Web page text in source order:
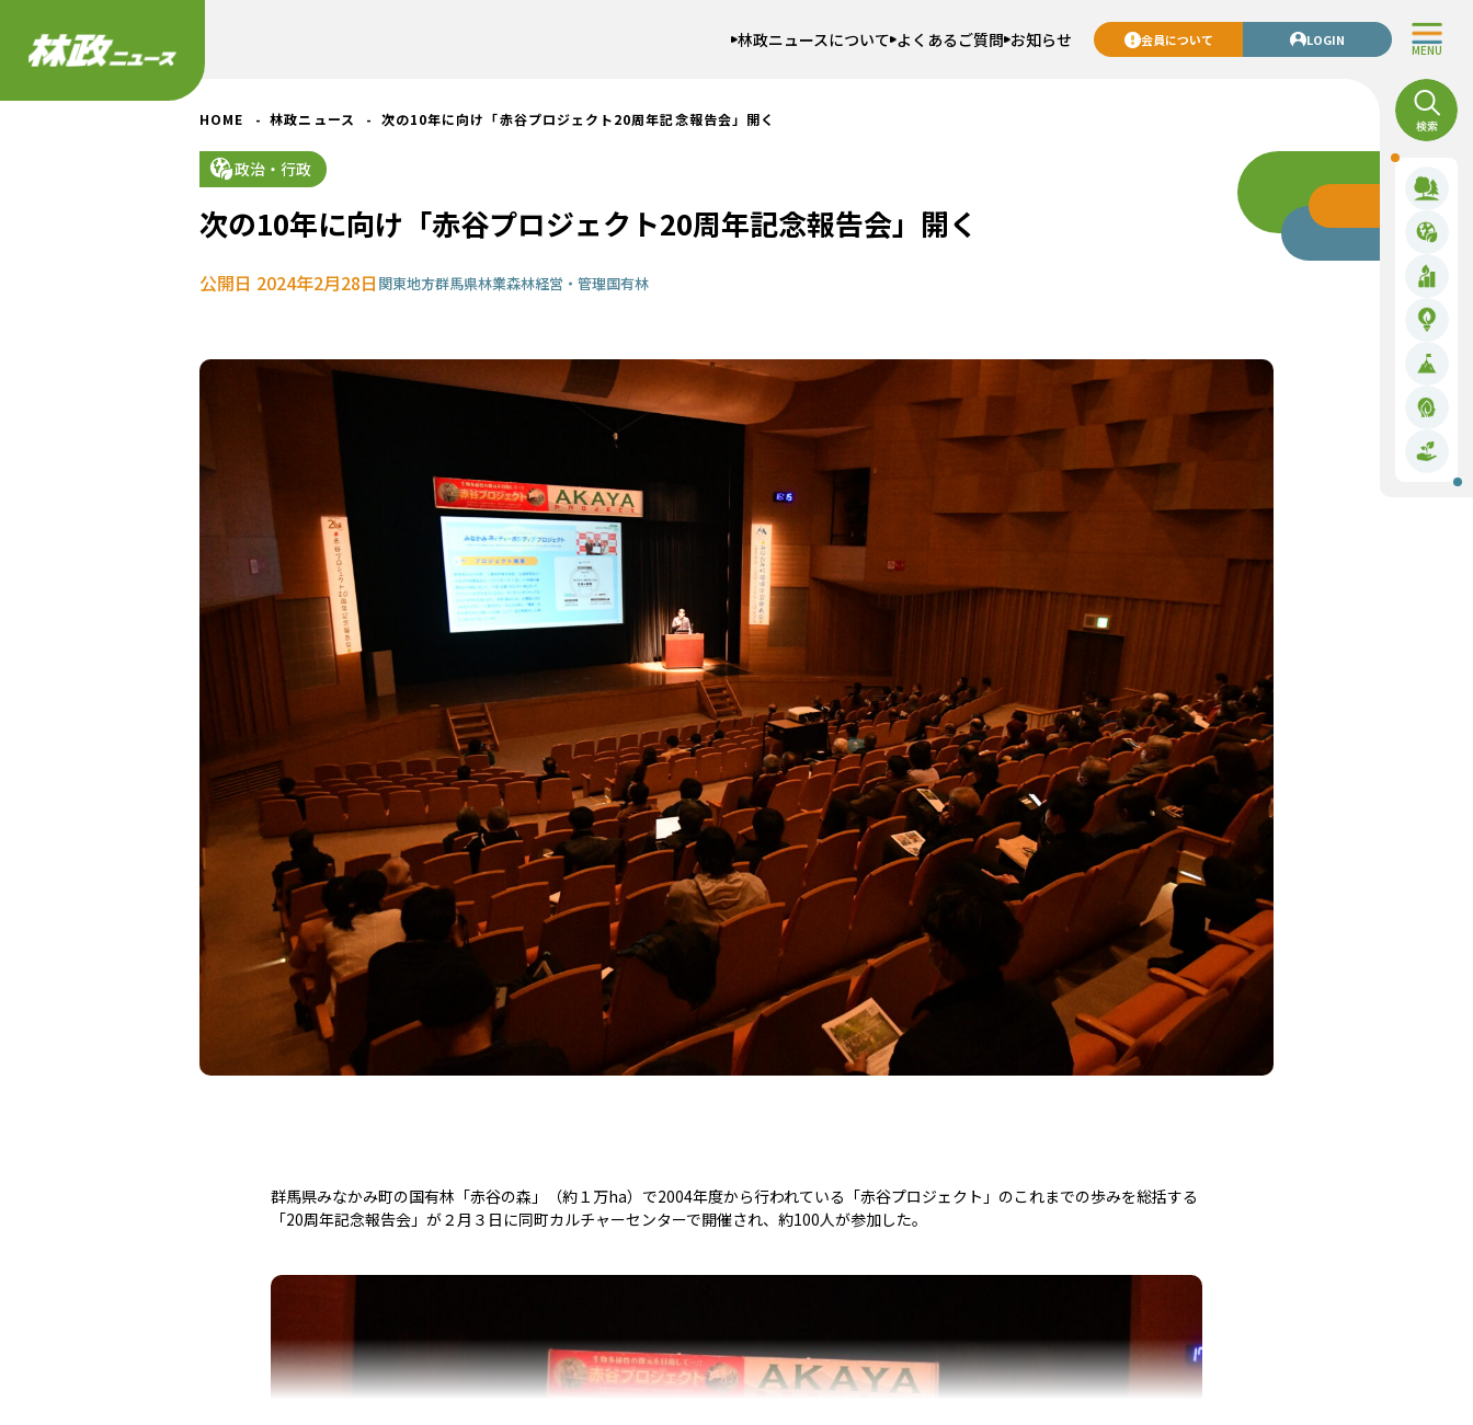
MENU
林政ニュースについて よくあるご質問 お知らせ 会員について LOGIN
HOME 林政ニュース 次の10年に向け「赤谷プロジェクト20周年記念報告会」開く
政治・行政
次の10年に向け「赤谷プロジェクト20周年記念報告会」開く
公開日 2024年2月28日 関東地方群馬県林業森林経営・管理国有林
群馬県みなかみ町の国有林「赤谷の森」（約１万ha）で2004年度から行われている「赤谷プロジェクト」のこれまでの歩みを総括する
「20周年記念報告会」が２月３日に同町カルチャーセンターで開催され、約100人が参加した。